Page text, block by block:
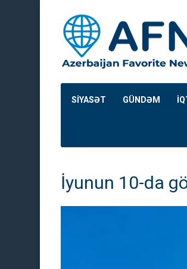
SİYASƏT GÜNDƏM
İyunun 10-da